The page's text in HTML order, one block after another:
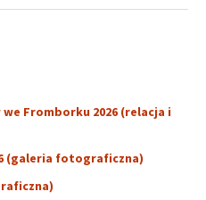
Fromborku 2026 (relacja i
(galeria fotograficzna)